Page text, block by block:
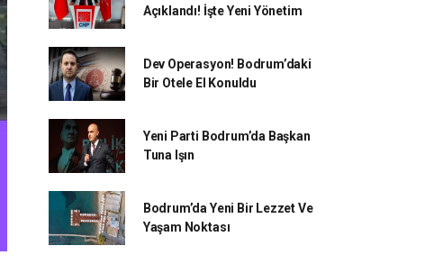
Açıklandı! İşte Yeni Yönetim
Dev Operasyon! Bodrum’daki
Bir Otele El Konuldu
Yeni Parti Bodrum’da Başkan
Tuna Işın
Bodrum’da Yeni Bir Lezzet Ve
Yaşam Noktası